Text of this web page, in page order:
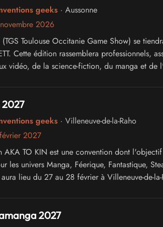
geeks· Aussonne
2026
(TGS Toulouse Occitanie Game Show) se
Cette édition rassemblera professionnels,
vidéo, de la science-fiction, du manga et de
japonaise.
2027
geeks· Villeneuve-de-la-Raho
2027
AKA TO KIN est une convention dont
les univers Manga, Féerique, Fantastique,
lieu du 27 au 28 février à Villeneuve-de-la-
2027